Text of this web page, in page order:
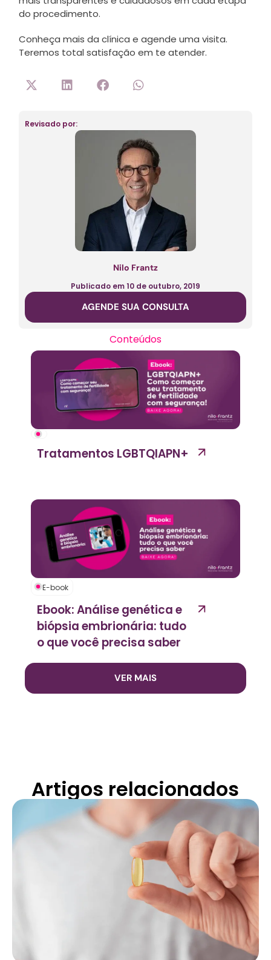
do procedimento.
Conheça mais da clínica e agende uma visita.
Teremos total satisfação em te atender.
Revisado por:
Nilo Frantz
Publicado em10 de outubro, 2019
AGENDE SUA CONSULTA
Conteúdos
Tratamentos LGBTQIAPN+
E-book
Ebook: Análise genética e
biópsia embrionária: tudo
o que você precisa saber
VER MAIS
Artigos relacionados